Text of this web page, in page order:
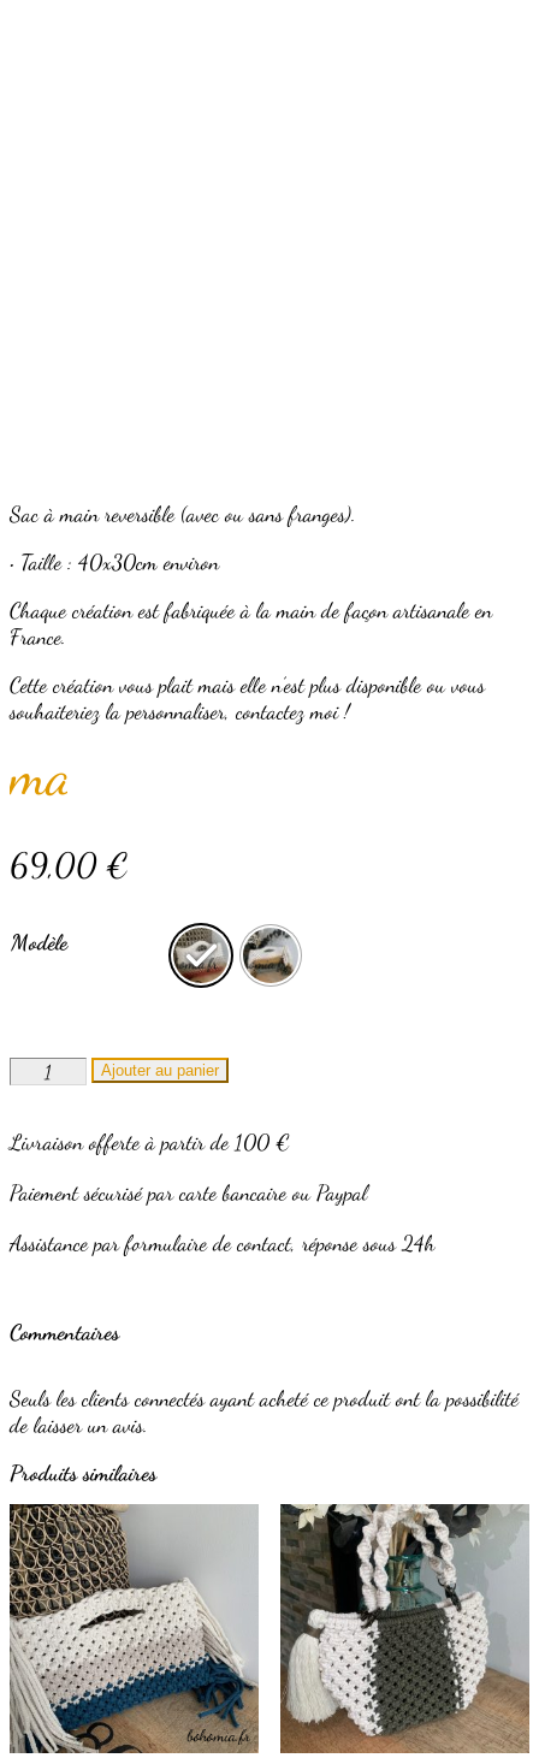
Sac à main reversible (avec ou sans franges).
• Taille : 40x30cm environ
Chaque création est fabriquée à la main de façon artisanale en
France.
Cette création vous plait mais elle n’est plus disponible ou vous
souhaiteriez la personnaliser, contactez moi !
mail
1
icon
69,00 €
Modèle
quantité
à
"Cheyenne"
Ajouter au panier
Livraison offerte à partir de 100 €
Paiement sécurisé par carte bancaire ou Paypal
Assistance par formulaire de contact, réponse sous 24h
Commentaires
Seuls les clients connectés ayant acheté ce produit ont la possibilité
de laisser un avis.
Produits similaires